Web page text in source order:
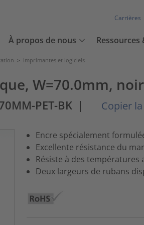
Carrières
À propos de nous
> Imprimantes et logiciels
W=70.0mm,
PET-BK | Copier
Encre spécialement
Excellente résistance du
Résiste à des températures
Deux largeurs de rubans